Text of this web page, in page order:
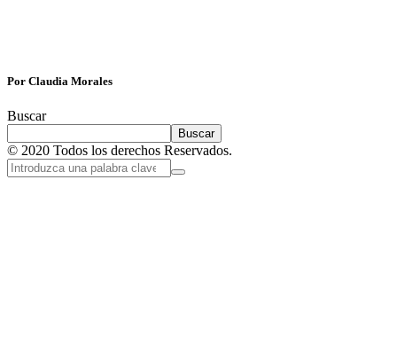
Por Claudia Morales
Buscar
Buscar
© 2020 Todos los derechos Reservados.